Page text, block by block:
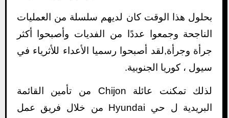
بحلول هذا الوقت كان لديهم سلسلة من العمليات
الناجحة وجمعوا عددًا من الفديات وأصبحوا أكثر
جرأة وجرأة,لقد أصبحوا رسميا الأعداء للأثرياء في
سيول ، كوريا الجنوبية.
لذلك تمكنت عائلة Chijon من تأمين القائمة
البريدية ل حي Hyundai من خلال فريق عمل